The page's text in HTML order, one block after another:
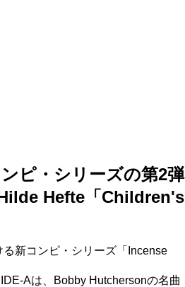
ピ・シリーズの第2弾
Hefte「Children's
新コンピ・シリーズ「Incense
Aは、Bobby Hutchersonの名曲